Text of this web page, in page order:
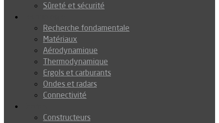
Sûreté et sécurité
Recherche fondamentale
Matériaux
Aérodynamique
Thermodynamique
Ergols et carburants
Ondes et radars
Connectivité
Constructeurs